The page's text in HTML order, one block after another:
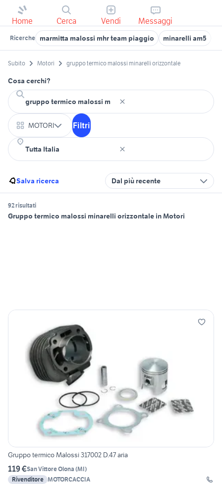
Home Cerca Vendi Messaggi
Ricerche marmitta malossi mhr team piaggio minarelli am5
Subito Motori gruppo termico malossi minarelli orizzontale
Cosa cerchi?
MOTORI Filtri
Salva ricerca Dal più recente
92 risultati
Gruppo termico malossi minarelli orizzontale in Motori
Gruppo termico Malossi 317002 D.47 aria
119 €San Vittore Olona (MI)
Rivenditore MOTORCACCIA